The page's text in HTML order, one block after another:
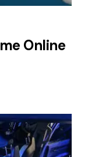
Online